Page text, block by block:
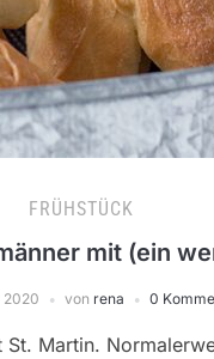
FRÜHSTÜCK
mit (ein
2020 von rena 0
St. Martin.